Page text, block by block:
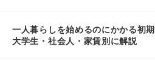
一人暮らしを始めるのにかかる初
大学生・社会人・家賃別に解説